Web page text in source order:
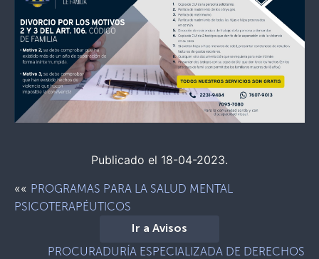
Publicado el 18-04-2023.
«« PROGRAMAS PARA LA SALUD MENTAL
PSICOTERAPÉUTICOS
Ir a Avisos
PROCURADURÍA ESPECIALIZADA DE DERECHOS